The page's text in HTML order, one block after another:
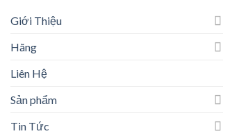
Giới Thiệu
Hãng
Liên Hệ
Sản phẩm
Tin Tức